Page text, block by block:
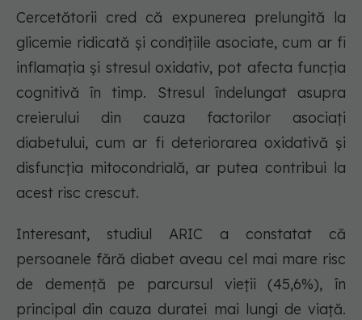
Cercetătorii cred că expunerea prelungită la
glicemie ridicată și condițiile asociate, cum ar fi
inflamația și stresul oxidativ, pot afecta funcția
cognitivă în timp. Stresul îndelungat asupra
creierului din cauza factorilor asociați
diabetului, cum ar fi deteriorarea oxidativă și
disfuncția mitocondrială, ar putea contribui la
acest risc crescut.
Interesant, studiul ARIC a constatat că
persoanele fără diabet aveau cel mai mare risc
de demență pe parcursul vieții (45,6%), în
principal din cauza duratei mai lungi de viață.